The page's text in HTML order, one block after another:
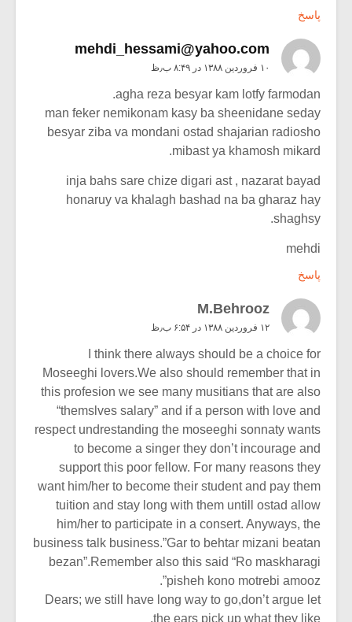
پاسخ
mehdi_hessami@yahoo.com
۱۰ فروردین ۱۳۸۸ در ۸:۴۹ ب٫ظ
agha reza besyar kam lotfy farmodan.
man feker nemikonam kasy ba sheenidane seday
besyar ziba va mondani ostad shajarian radiosho
mibast ya khamosh mikard.
inja bahs sare chize digari ast , nazarat bayad
honaruy va khalagh bashad na ba gharaz hay
shaghsy.
mehdi
پاسخ
M.Behrooz
۱۲ فروردین ۱۳۸۸ در ۶:۵۴ ب٫ظ
I think there always should be a choice for
Moseeghi lovers.We also should remember that in
this profesion we see many musitians that are also
“themslves salary” and if a person with love and
respect undrestanding the moseeghi sonnaty wants
to become a singer they don’t incourage and
support this poor fellow. For many reasons they
want him/her to become their student and pay them
tuition and stay long with them untill ostad allow
him/her to participate in a consert. Anyways, the
business talk business.”Gar to behtar mizani beatan
bezan”.Remember also this said “Ro maskharagi
pisheh kono motrebi amooz”.
Dears; we still have long way to go,don’t argue let
the ears pick up what they like.